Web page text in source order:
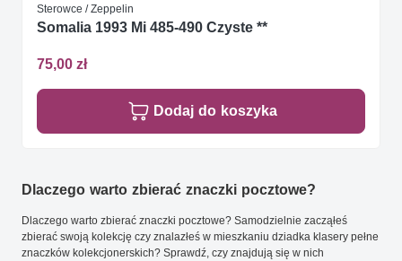
Sterowce / Zeppelin
Somalia 1993 Mi 485-490 Czyste **
75,00 zł
Dodaj do koszyka
Dlaczego warto zbierać znaczki pocztowe?
Dlaczego warto zbierać znaczki pocztowe? Samodzielnie zacząłeś
zbierać swoją kolekcję czy znalazłeś w mieszkaniu dziadka klasery pełne
znaczków kolekcjonerskich? Sprawdź, czy znajdują się w nich